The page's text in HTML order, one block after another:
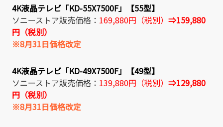
4K液晶テレビ「KD-55X7500F」【55型】
ソニーストア販売価格： 169,880円（税別） ⇒159,880
円（税別）
※8月31日価格改定
4K液晶テレビ「KD-49X7500F」【49型】
ソニーストア販売価格： 139,880円（税別） ⇒129,880
円（税別）
※8月31日価格改定